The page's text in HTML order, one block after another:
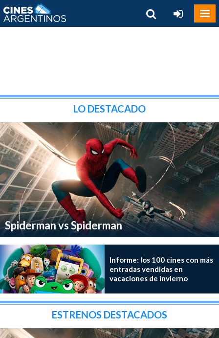
LO DESTACADO
Spiderman vs Spiderman
Informe: los 100 cines con más
entradas vendidas en
vacaciones de invierno
ESTRENOS DESTACADOS